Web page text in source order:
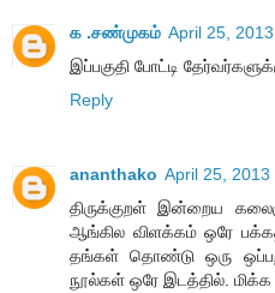
க .சண்முகம் April 25,
இப்பகுதி போட்டி
Reply
ananthako April 25, 2013
திருக்குறள் இன்றைய
ஆங்கில விளக்கம் ஒரே
தங்கள் தொண்டு ஒரு
நூல்கள் ஒரே இடத்தில்.